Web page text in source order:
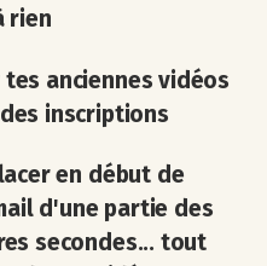
rien
anciennes vidéos
inscriptions
en début de
d'une partie des
secondes... tout